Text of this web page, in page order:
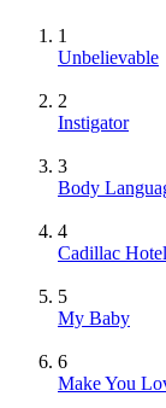
1
Unbelievable
2
Instigator
3
Body
4
Cadillac Hotel
5
My Baby
6
Make You